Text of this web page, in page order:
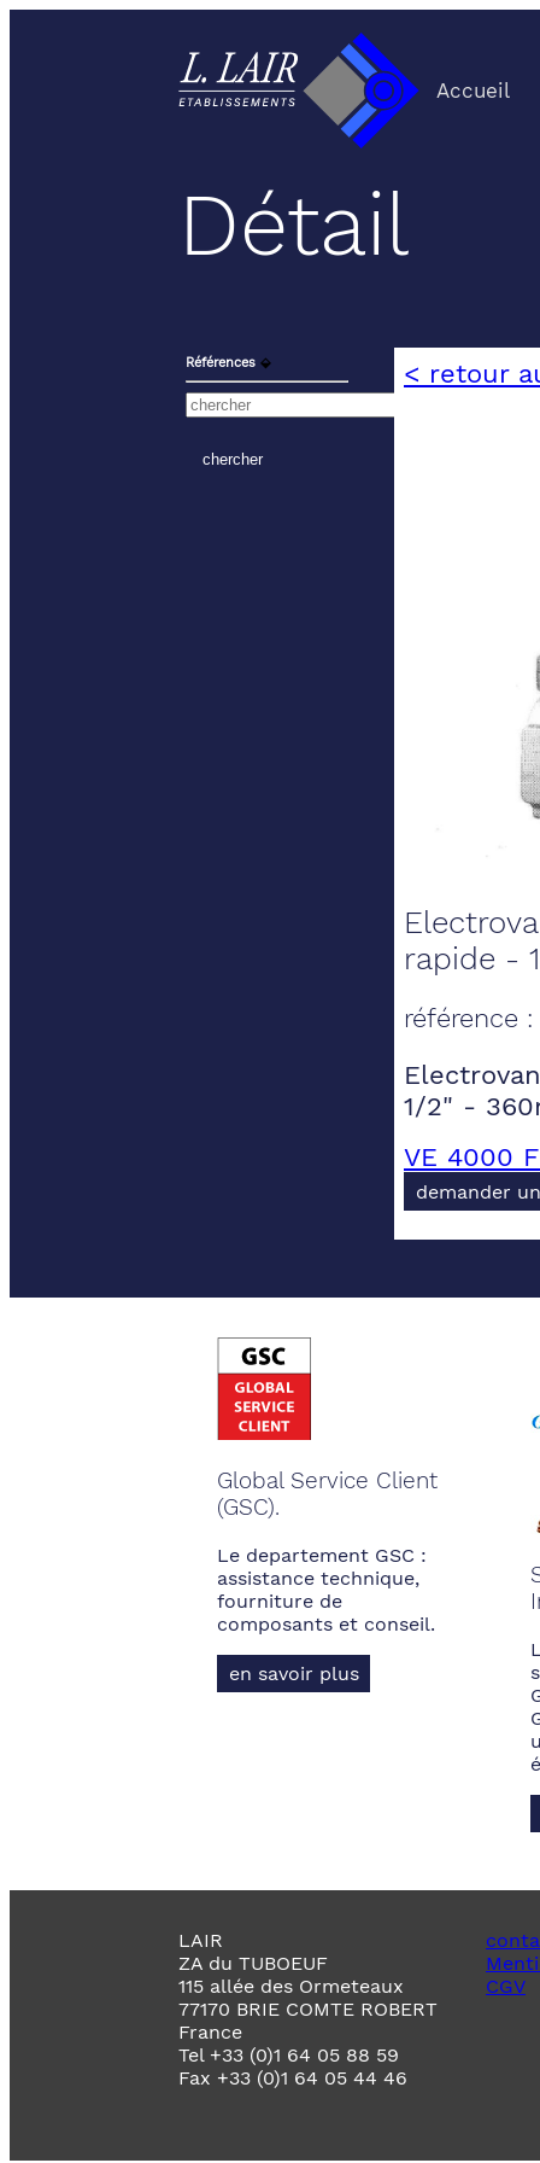
Accueil
Détail
Références ⬙ < retour
rapide -
référence :
1/2" -
VE 4000
demander
Global Service Client
(GSC).
Le departement GSC :
assistance technique,
fourniture de
composants et conseil.
en savoir plus
LAIR
ZA du TUBOEUF
115 allée des Ormeteaux
77170 BRIE COMTE ROBERT
France
Tel +33 (0)1 64 05 88 59
Fax +33 (0)1 64 05 44 46
CGV